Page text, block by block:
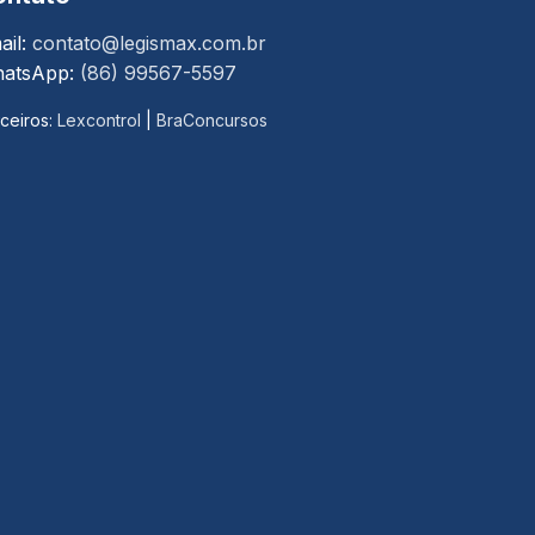
contato@legismax.com.br
(86) 99567-5597
Lexcontrol BraConcursos